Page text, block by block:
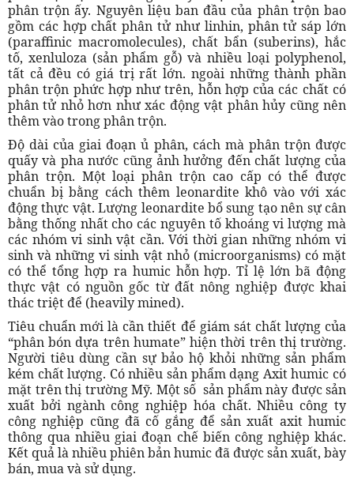
phân trộn ấy. Nguyên liệu ban đầu của phân trộn bao
gồm các hợp chất phân tử như linhin, phân tử sáp lớn
(paraffinic macromolecules), chất bẩn (suberins), hắc
tố, xenluloza (sản phẩm gỗ) và nhiều loại polyphenol,
tất cả đều có giá trị rất lớn. ngoài những thành phần
phân trộn phức hợp như trên, hỗn hợp của các chất có
phân tử nhỏ hơn như xác động vật phân hủy cũng nên
thêm vào trong phân trộn.
Độ dài của giai đoạn ủ phân, cách mà phân trộn được
quấy và pha nước cũng ảnh hưởng đến chất lượng của
phân trộn. Một loại phân trộn cao cấp có thể được
chuẩn bị bằng cách thêm leonardite khô vào với xác
động thực vật. Lượng leonardite bổ sung tạo nên sự cân
bằng thống nhất cho các nguyên tố khoáng vi lượng mà
các nhóm vi sinh vật cần. Với thời gian những nhóm vi
sinh và những vi sinh vật nhỏ (microorganisms) có mặt
có thể tổng hợp ra humic hỗn hợp. Tỉ lệ lớn bã động
thực vật có nguồn gốc từ đất nông nghiệp được khai
thác triệt để (heavily mined).
Tiêu chuẩn mới là cần thiết để giám sát chất lượng của
“phân bón dựa trên humate” hiện thời trên thị trường.
Người tiêu dùng cần sự bảo hộ khỏi những sản phẩm
kém chất lượng. Có nhiều sản phẩm dạng Axit humic có
mặt trên thị trường Mỹ. Một số sản phẩm này được sản
xuất bởi ngành công nghiệp hóa chất. Nhiều công ty
công nghiệp cũng đã cố gắng để sản xuất axit humic
thông qua nhiều giai đoạn chế biến công nghiệp khác.
Kết quả là nhiều phiên bản humic đã được sản xuất, bày
bán, mua và sử dụng.